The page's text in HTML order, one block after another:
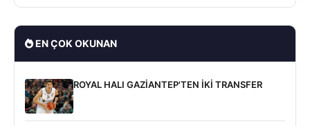
EN ÇOK OKUNAN
ROYAL HALI GAZİANTEP'TEN İKİ TRANSFER